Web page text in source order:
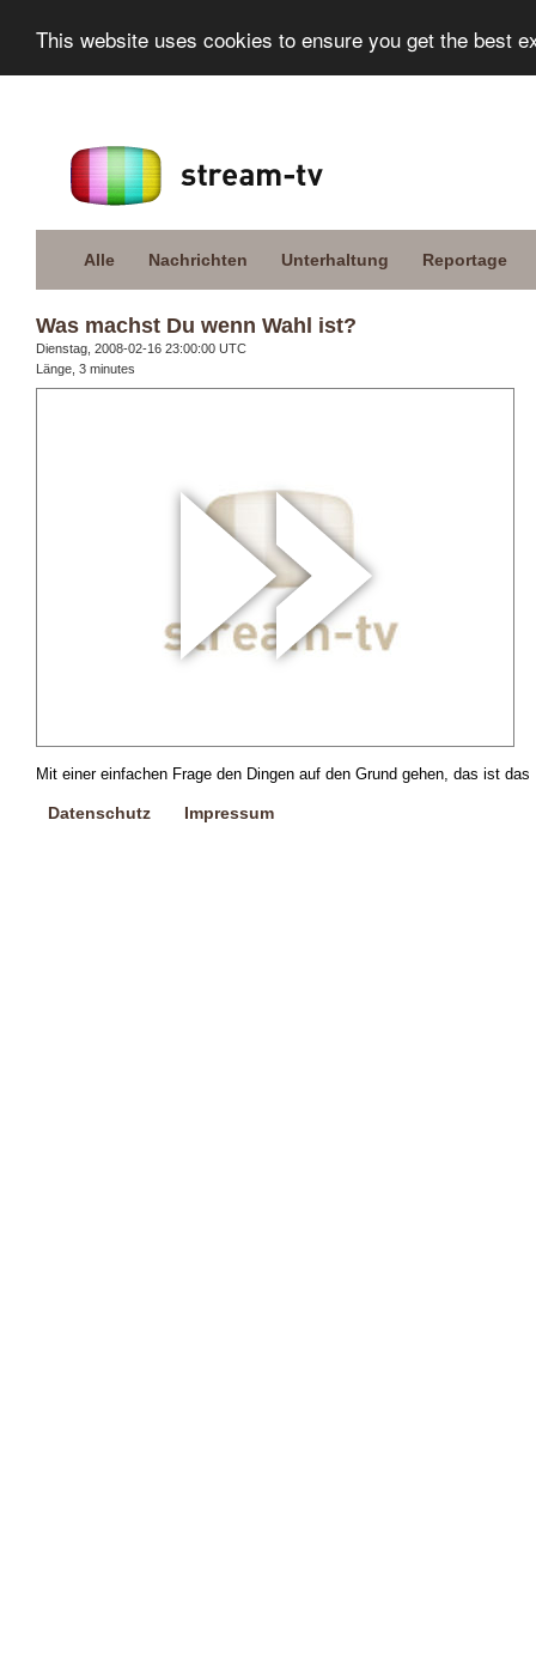
This website uses cookies to ensure you get the best
Alle Nachrichten Unterhaltung Reportage
Was machst Du wenn Wahl ist?
Dienstag, 2008-02-16 23:00:00 UTC
Länge, 3 minutes
Mit einer einfachen Frage den Dingen auf den Grund gehen, das ist
Datenschutz Impressum